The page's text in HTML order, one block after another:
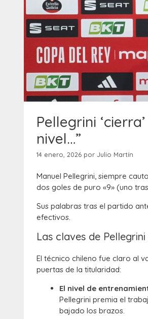
Pellegrini
nivel…”
14 enero, 2026 por Julio Martín
Manuel Pellegrini, siempre
dos goles de puro «9» (uno
Sus palabras tras el partido
efectivos.
Las claves de
El técnico chileno fue claro al
puertas de la titularidad:
El nivel de
Pellegrini premia el
bajado los brazos.